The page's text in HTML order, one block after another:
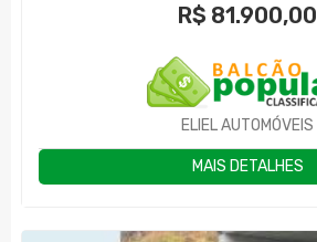
R$ 81.900,00
ELIEL AUTOMÓVEIS
MAIS DETALHES